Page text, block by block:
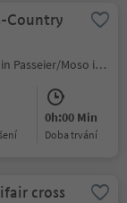
Country
Plata/Platt, Moos in Passeier/Moso in Passiria, Meran/Merano and environs
0h:00 Min
doba trvání
cross